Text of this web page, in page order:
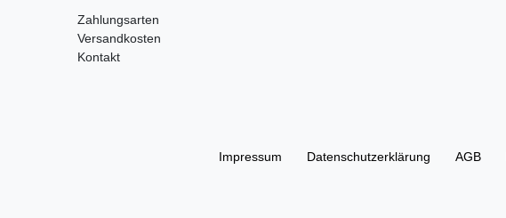
Zahlungsarten
Versandkosten
Kontakt
Impressum Daten­schutz­erklärung AGB